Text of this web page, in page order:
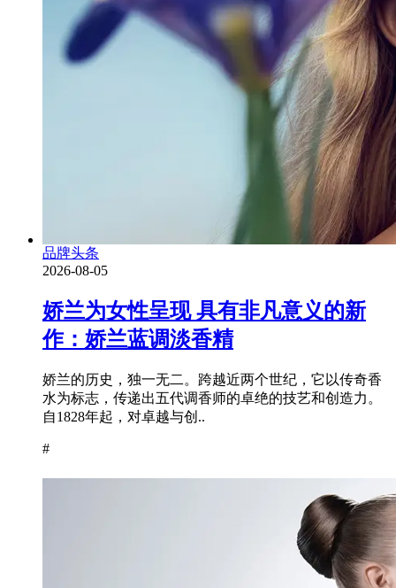
品牌头条
2026-08-05
娇兰为女性呈现 具有非凡意义的新
作：娇兰蓝调淡香精
娇兰的历史，独一无二。跨越近两个世纪，它以传奇香
水为标志，传递出五代调香师的卓绝的技艺和创造力。
自1828年起，对卓越与创..
#